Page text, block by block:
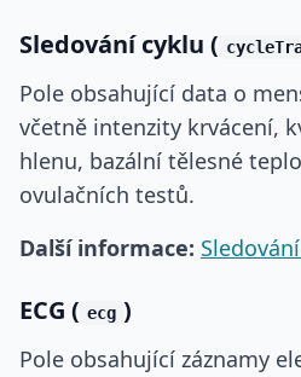
Sledování cyklu (
Pole obsahující data o
včetně intenzity krvácení,
hlenu, bazální tělesné
ovulačních testů.
Další informace:
ECG ( ecg )
Pole obsahující záznamy